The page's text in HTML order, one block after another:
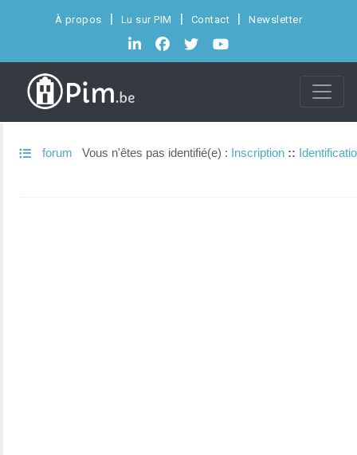
À propos Lu sur PIM Contact Newsletter
forum Vous n'êtes pas identifié(e) : Inscription ::